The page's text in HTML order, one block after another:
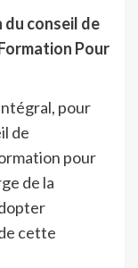
conseil de
Pour
pour
de
pour
de la
cette